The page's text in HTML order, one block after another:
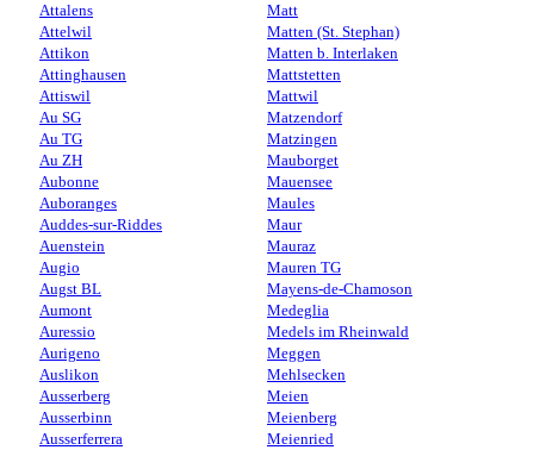
Attalens
Attelwil
Attikon
Attinghausen
Attiswil
Au SG
Au TG
Au ZH
Aubonne
Auboranges
Auddes-sur-Riddes
Auenstein
Augio
Augst BL
Aumont
Auressio
Aurigeno
Auslikon
Ausserberg
Ausserbinn
Ausserferrera
Matt
Matten (St. Stephan)
Matten b. Interlaken
Mattstetten
Mattwil
Matzendorf
Matzingen
Mauborget
Mauensee
Maules
Maur
Mauraz
Mauren TG
Mayens-de-Chamoson
Medeglia
Medels im Rheinwald
Meggen
Mehlsecken
Meien
Meienberg
Meienried